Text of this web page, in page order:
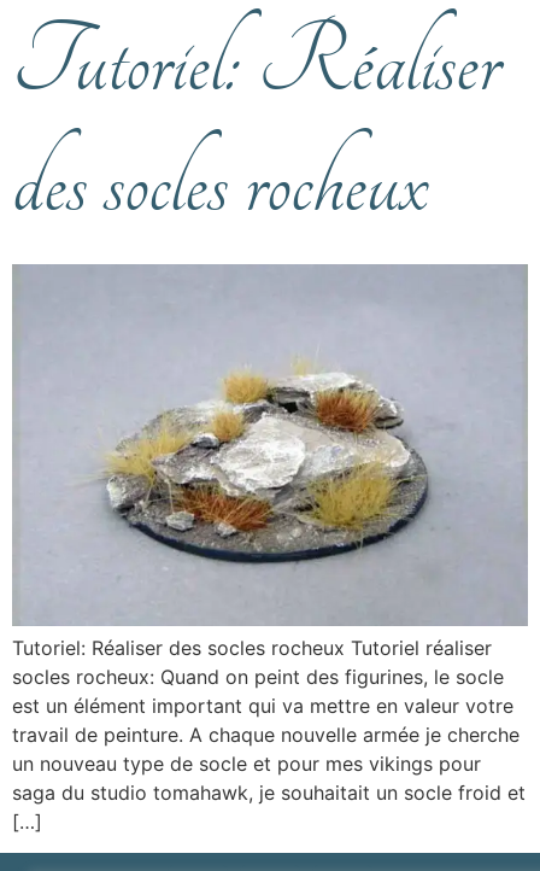
Tutoriel: Réaliser
des socles rocheux
Tutoriel: Réaliser des socles rocheux Tutoriel réaliser
socles rocheux: Quand on peint des figurines, le socle
est un élément important qui va mettre en valeur votre
travail de peinture. A chaque nouvelle armée je cherche
un nouveau type de socle et pour mes vikings pour
saga du studio tomahawk, je souhaitait un socle froid et
[…]